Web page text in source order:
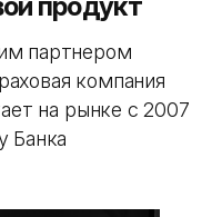
партнером
компания
на рынке с 2007
Банка